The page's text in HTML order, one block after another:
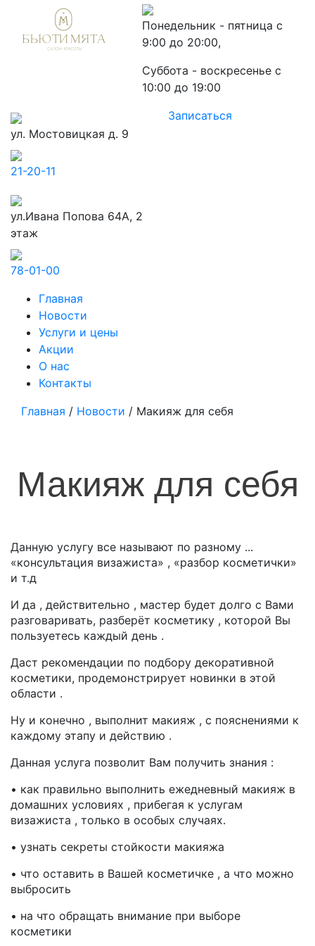
Понедельник - пятница с
9:00 до 20:00,
Суббота - воскресенье с
10:00 до 19:00
ул. Мостовицкая д. 9
21-20-11
ул.Ивана Попова 64А, 2
этаж
78-01-00
Записаться
Главная
Новости
Услуги и цены
Акции
О нас
Контакты
Главная / Новости / Макияж для себя
Макияж для себя
Данную услугу все называют по разному ...
«консультация визажиста» , «разбор косметички»
и т.д
И да , действительно , мастер будет долго с Вами
разговаривать, разберёт косметику , которой Вы
пользуетесь каждый день .
Даст рекомендации по подбору декоративной
косметики, продемонстрирует новинки в этой
области .
Ну и конечно , выполнит макияж , с пояснениями к
каждому этапу и действию .
Данная услуга позволит Вам получить знания :
• как правильно выполнить ежедневный макияж в
домашних условиях , прибегая к услугам
визажиста , только в особых случаях.
• узнать секреты стойкости макияжа
• что оставить в Вашей косметичке , а что можно
выбросить
• на что обращать внимание при выборе
косметики